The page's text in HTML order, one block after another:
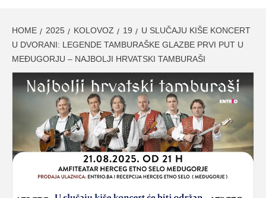
HOME 2025 KOLOVOZ 19
U SLUČAJU KIŠE KONCERT
U DVORANI: LEGENDE TAMBURAŠKE GLAZBE PRVI PUT U
MEĐUGORJU – NAJBOLJI HRVATSKI TAMBURAŠI